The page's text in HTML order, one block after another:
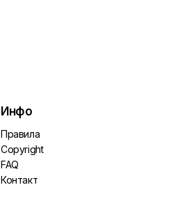
Инфо
Правила
Copyright
FAQ
Контакт